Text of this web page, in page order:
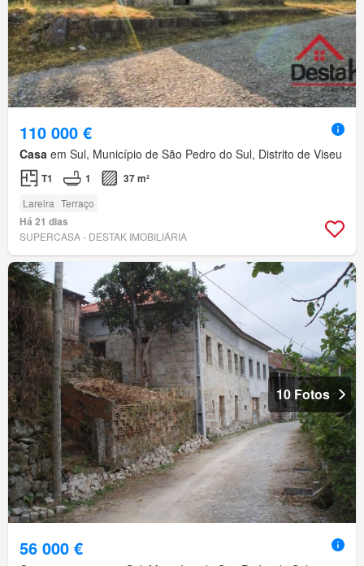
110 000 €
Casa em Sul, Município de São Pedro do Sul, Distrito de Viseu
T1 1 37 m²
Lareira Terraço
Há 21 dias
SUPERCASA - DESTAK IMOBILIÁRIA
10 Fotos
56 000 €